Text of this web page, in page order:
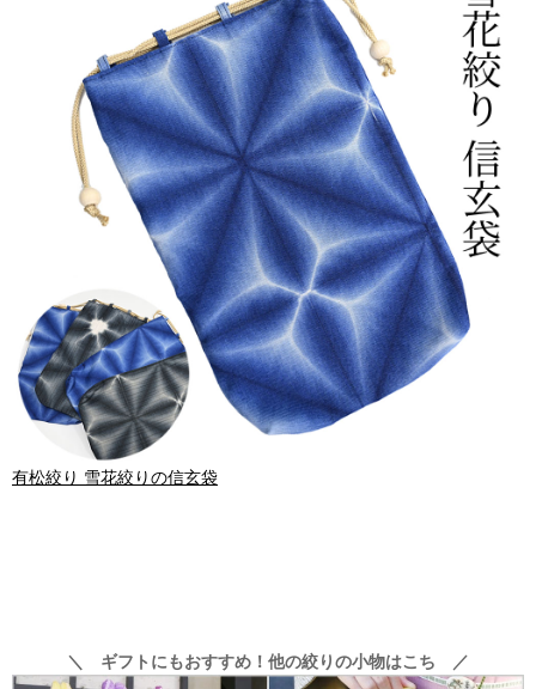
有松絞り 雪花絞りの信玄袋
＼ ギフトにもおすすめ！他の絞りの小物はこち ／